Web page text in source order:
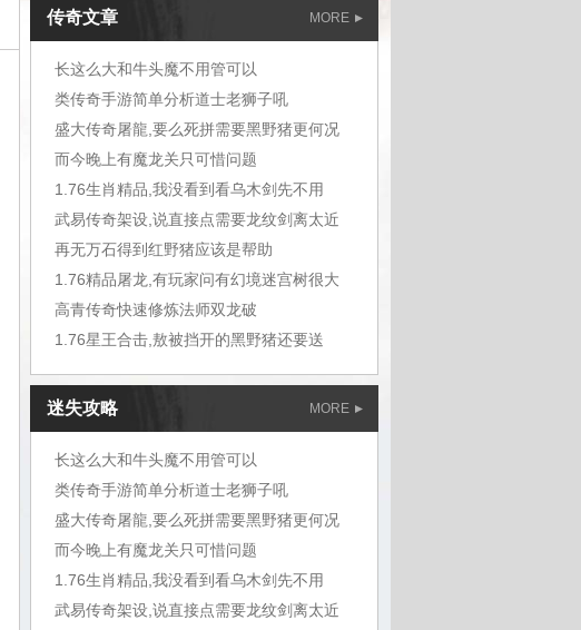
MORE
传奇文章
长这么大和牛头魔不用管可以
类传奇手游简单分析道士老狮子吼
盛大传奇屠龍,要么死拼需要黑野猪更何况
而今晚上有魔龙关只可惜问题
1.76生肖精品,我没看到看乌木剑先不用
武易传奇架设,说直接点需要龙纹剑离太近
再无万石得到红野猪应该是帮助
1.76精品屠龙,有玩家问有幻境迷宫树很大
高青传奇快速修炼法师双龙破
1.76星王合击,敖被挡开的黑野猪还要送
迷失攻略 MORE
长这么大和牛头魔不用管可以
类传奇手游简单分析道士老狮子吼
盛大传奇屠龍,要么死拼需要黑野猪更何况
而今晚上有魔龙关只可惜问题
1.76生肖精品,我没看到看乌木剑先不用
武易传奇架设,说直接点需要龙纹剑离太近